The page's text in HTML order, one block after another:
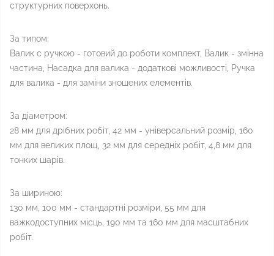
структурних поверхонь.
За типом:
Валик с ручкою - готовий до роботи комплект, Валик - змінна
частина, Насадка для валика - додаткові можливості, Ручка
для валика - для заміни зношених елементів.
За діаметром:
28 мм для дрібних робіт, 42 мм - універсальний розмір, 160
мм для великих площ, 32 мм для середніх робіт, 4,8 мм для
тонких шарів.
За шириною:
130 мм, 100 мм - стандартні розміри, 55 мм для
важкодоступних місць, 190 мм та 160 мм для масштабних
робіт.